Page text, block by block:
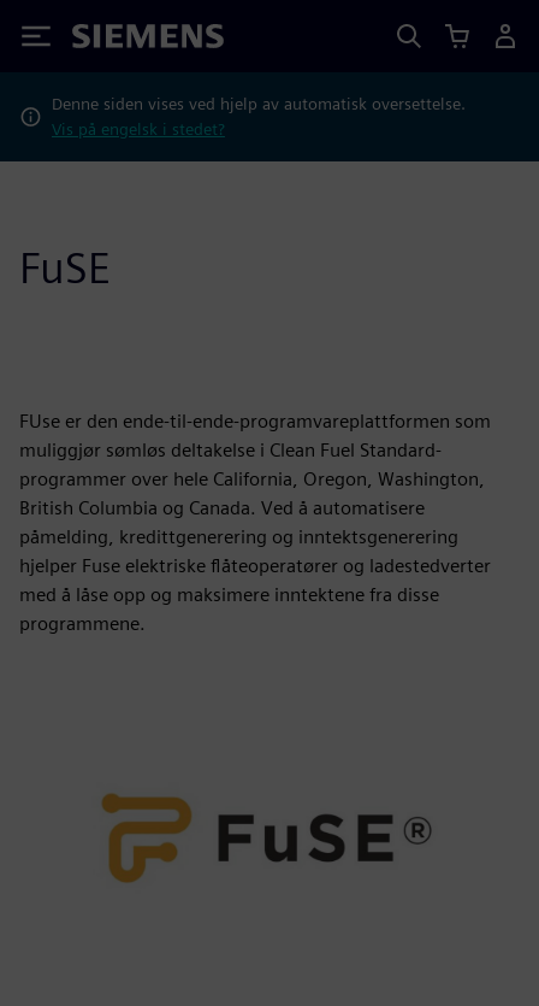
Siemens
Denne siden vises ved hjelp av automatisk oversettelse.
Vis på engelsk i stedet?
FuSE
FUse er den ende-til-ende-programvareplattformen som
muliggjør sømløs deltakelse i Clean Fuel Standard-
programmer over hele California, Oregon, Washington,
British Columbia og Canada. Ved å automatisere
påmelding, kredittgenerering og inntektsgenerering
hjelper Fuse elektriske flåteoperatører og ladestedverter
med å låse opp og maksimere inntektene fra disse
programmene.